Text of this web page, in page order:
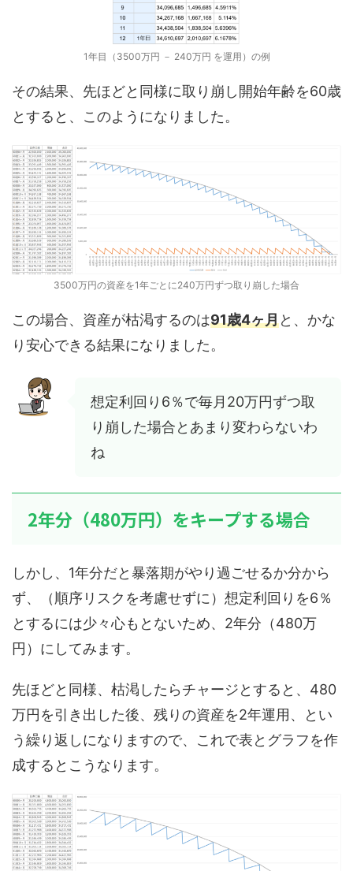
1年目（3500万円 － 240万円 を運用）の例
その結果、先ほどと同様に取り崩し開始年齢を60歳
とすると、このようになりました。
3500万円の資産を1年ごとに240万円ずつ取り崩した場合
この場合、資産が枯渇するのは91歳4ヶ月と、かな
り安心できる結果になりました。
想定利回り6％で毎月20万円ずつ取
り崩した場合とあまり変わらないわ
ね
2年分（480万円）をキープする場合
しかし、1年分だと暴落期がやり過ごせるか分から
ず、（順序リスクを考慮せずに）想定利回りを6％
とするには少々心もとないため、2年分（480万
円）にしてみます。
先ほどと同様、枯渇したらチャージとすると、480
万円を引き出した後、残りの資産を2年運用、とい
う繰り返しになりますので、これで表とグラフを作
成するとこうなります。